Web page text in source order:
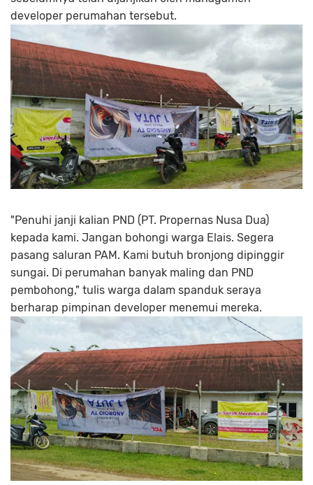
developer perumahan tersebut.
"Penuhi janji kalian PND (PT. Propernas Nusa Dua)
kepada kami. Jangan bohongi warga Elais. Segera
pasang saluran PAM. Kami butuh bronjong dipinggir
sungai. Di perumahan banyak maling dan PND
pembohong," tulis warga dalam spanduk seraya
berharap pimpinan developer menemui mereka.